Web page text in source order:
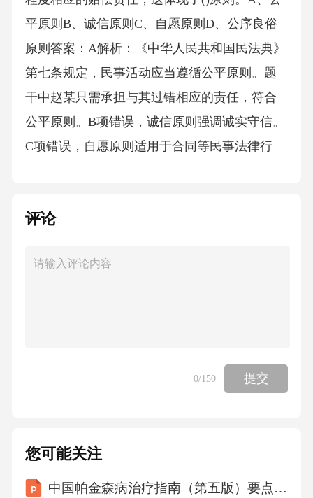
平原则B、诚信原则C、自愿原则D、公序良俗
原则答案：A解析：《中华人民共和国民法典》
第七条规定，民事活动应当遵循公平原则。题
干中赵某只需承担与其过错相应的责任，符合
公平原则。B项错误，诚信原则强调诚实守信。
C项错误，自愿原则适用于合同等民事法律行
家创作的小说中虚构了一个与历史事件相关的
《中华人民共和国民法典》，该作家是否需要
民法典》第一千零一十九条规定，任何组织或
者个人不得以丑化、污损，或者利用信息技术
相同，可能侵犯姓名权，是否承担法律责任取
决于是否构成侵权。A项错误，影响程度是判断
评论
0/150 提交
您可能关注
中国帕金森病治疗指南（第五版）要点内容解读课件